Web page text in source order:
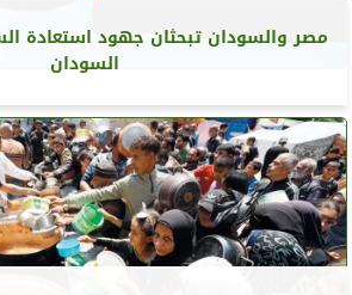
مصر والسودان تبحثان جهود استعادة
السودان